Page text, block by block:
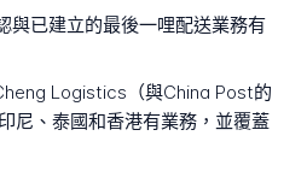
與已建立的最後一哩配送業務有
Logistics（與China Post的
尼、泰國和香港有業務，並覆蓋